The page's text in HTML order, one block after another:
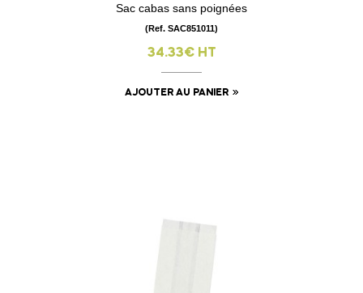
Sac cabas sans poignées
(Ref. SAC851011)
34.33€ HT
AJOUTER AU PANIER